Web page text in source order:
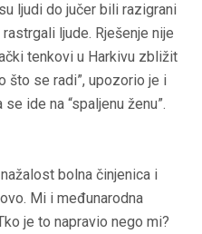
ljudi do jučer bili razigrani
ljude. Rješenje nije
tenkovi u Harkivu zbližit
što se radi”, upozorio je i
ide na “spaljenu ženu”.
bolna činjenica i
Mi i međunarodna
je to napravio nego mi?